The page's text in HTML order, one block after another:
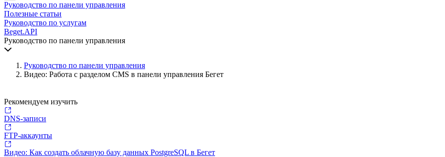
Руководство по панели управления
Полезные статьи
Руководство по услугам
Beget.API
Руководство по панели управления
Руководство по панели управления
Видео: Работа с разделом CMS в панели управления Бегет
Рекомендуем изучить
DNS-записи
FTP-аккаунты
Видео: Как создать облачную базу данных PostgreSQL в Бегет